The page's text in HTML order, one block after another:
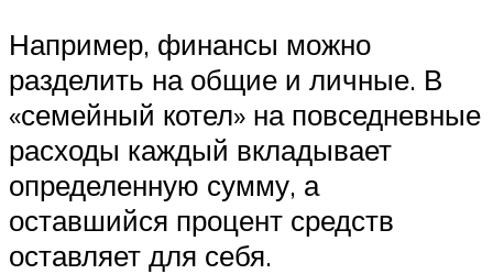
Например, финансы можно
разделить на общие и личные. В
«семейный котел» на повседневные
расходы каждый вкладывает
определенную сумму, а
оставшийся процент средств
оставляет для себя.